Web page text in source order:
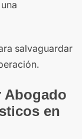
salvaguardar
Abogado
en